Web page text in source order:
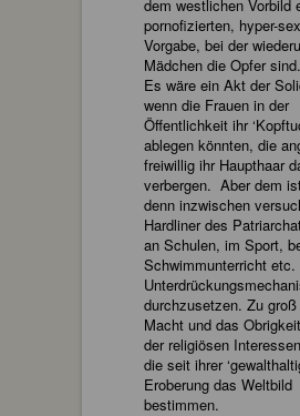
dem westlichen Vorbild
pornofizierten, hyper-
Vorgabe, bei der
Mädchen die Opfer sind.
Es wäre ein Akt der
wenn die Frauen in der
Öffentlichkeit ihr
ablegen könnten, die
freiwillig ihr Haupthaar
verbergen. Aber dem
denn inzwischen
Hardliner des
an Schulen, im Sport,
Schwimmunterricht
durchzusetzen. Zu
Macht und das
der religiösen
die seit ihrer
Eroberung das Weltbild
bestimmen.